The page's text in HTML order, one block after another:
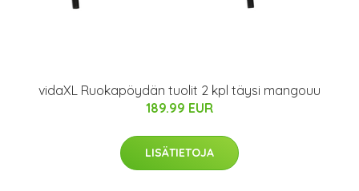
vidaXL Ruokapöydän tuolit 2 kpl täysi mangouu
189.99 EUR
LISÄTIETOJA